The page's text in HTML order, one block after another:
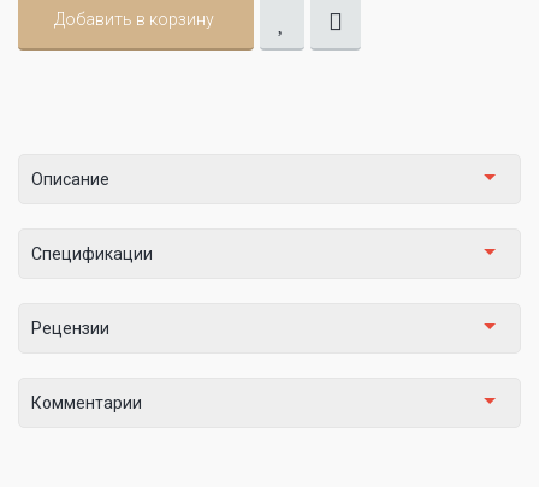
Добавить в корзину
Описание
Спецификации
Рецензии
Комментарии